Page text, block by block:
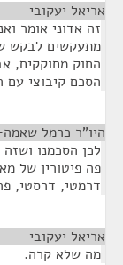
אריאל יעקובי
זה אדוני אומר
מתעקשים לבקש
החוק מחוקקים,
הסכם קיבוצי עם
היו"ר כרמל
לכן הסכמנו
פה פיטורין של
דרמטי, דרסטי,
אריאל יעקובי
מה שלא קרה.